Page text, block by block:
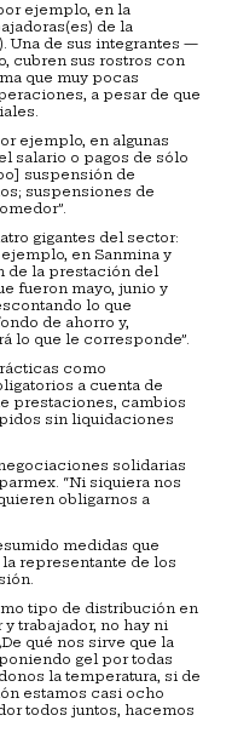
ejemplo, en la
de la
Una de sus integrantes —
cubren sus rostros con
que muy pocas
a pesar de que
ejemplo, en algunas
salario o pagos de sólo
suspensión de
suspensiones de
gigantes del sector:
en Sanmina y
de la prestación del
fueron mayo, junio y
lo que
de ahorro y,
lo que le corresponde”.
como
a cuenta de
prestaciones, cambios
sin liquidaciones
solidarias
“Ni siquiera nos
obligarnos a
medidas que
la representante de los
tipo de distribución en
trabajador, no hay ni
qué nos sirve que la
gel por todas
la temperatura, si de
estamos casi ocho
todos juntos, hacemos